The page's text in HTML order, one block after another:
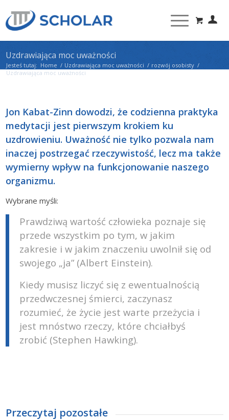
Uzdrawiająca moc uważności
Jesteś tutaj: Home / Uzdrawiająca moc uważności / rozwój osobisty /
Uzdrawiająca moc uważności
Jon Kabat-Zinn dowodzi, że codzienna praktyka
medytacji jest pierwszym krokiem ku
uzdrowieniu. Uważność nie tylko pozwala nam
inaczej postrzegać rzeczywistość, lecz ma także
wymierny wpływ na funkcjonowanie naszego
organizmu.
Wybrane myśli:
Prawdziwą wartość człowieka poznaje się
przede wszystkim po tym, w jakim
zakresie i w jakim znaczeniu uwolnił się od
swojego „ja” (Albert Einstein).
Kiedy musisz liczyć się z ewentualnością
przedwczesnej śmierci, zaczynasz
rozumieć, że życie jest warte przeżycia i
jest mnóstwo rzeczy, które chciałbyś
zrobić (Stephen Hawking).
Przeczytaj pozostałe